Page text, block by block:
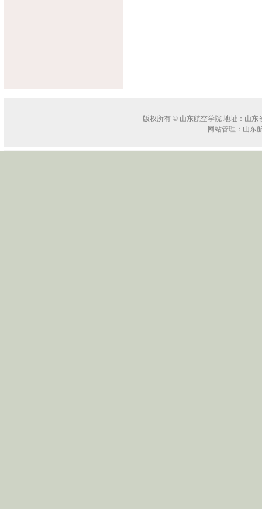
版权所有 © 山东航空学院 地址：山东
网站管理：山东